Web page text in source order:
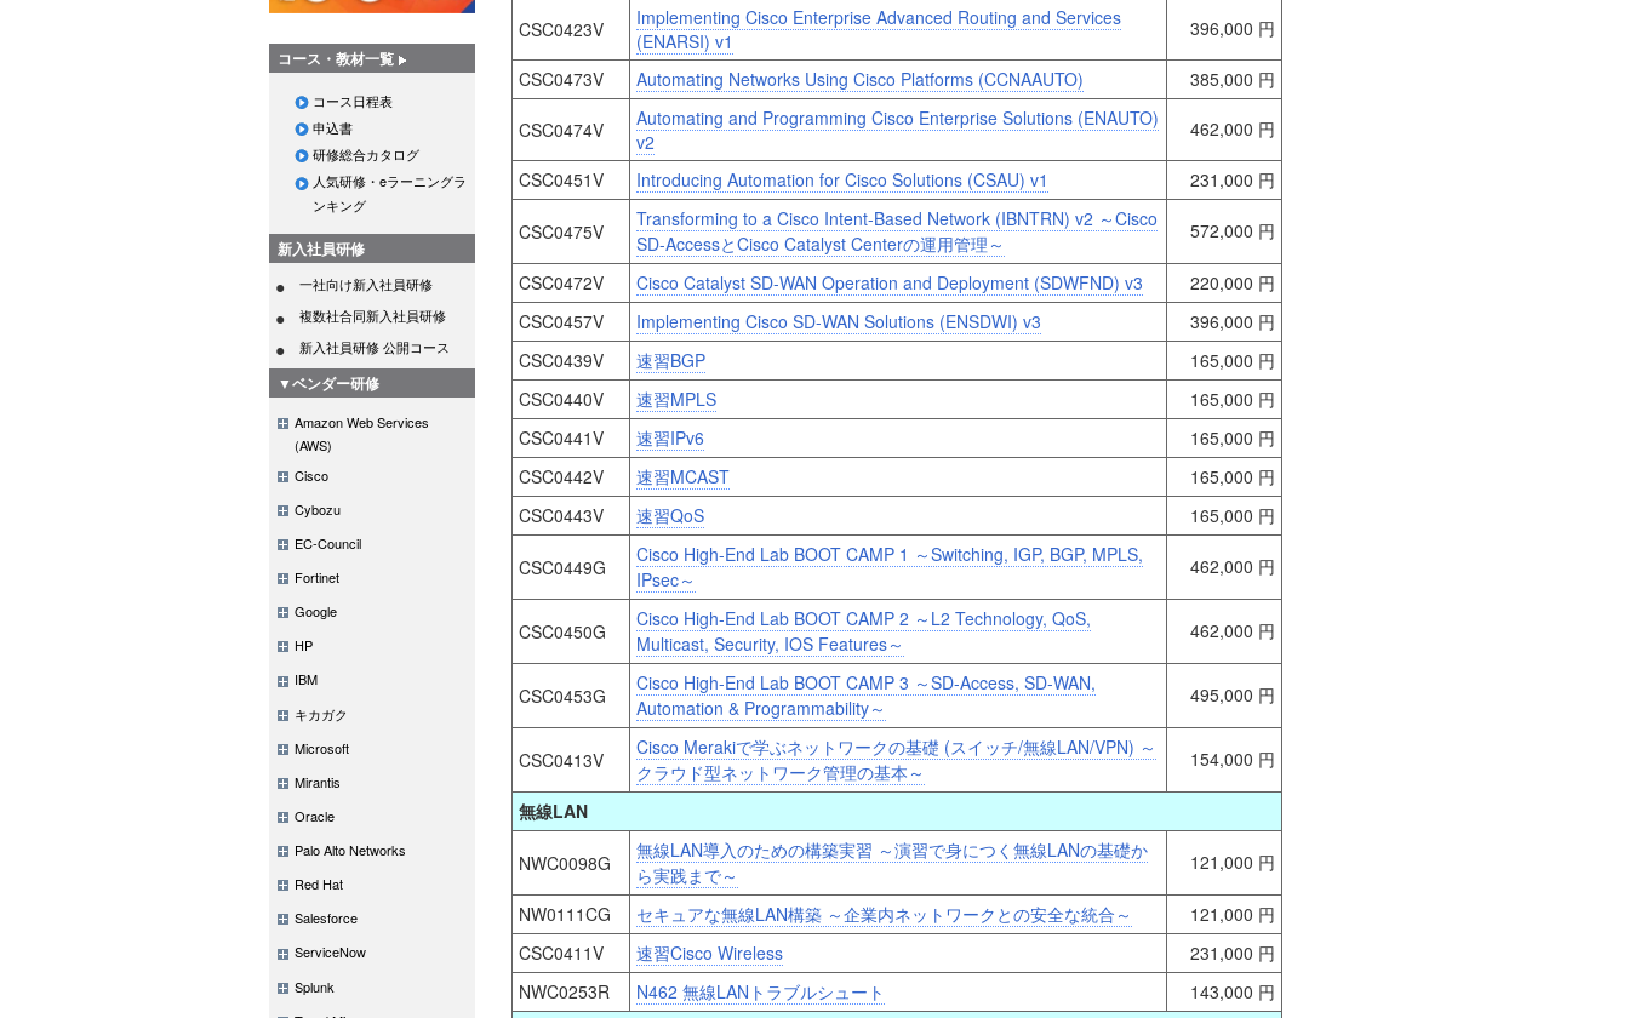
コース・教材一覧
コース日程表
申込書
研修総合カタログ
人気研修・eラーニングラ
ンキング
新入社員研修
一社向け新入社員研修
複数社合同新入社員研修
新入社員研修 公開コース
▼ベンダー研修
Amazon Web Services
(AWS)
Cisco
Cybozu
EC-Council
Fortinet
Google
HP
IBM
キカガク
Microsoft
Mirantis
Oracle
Palo Alto Networks
Red Hat
Salesforce
ServiceNow
Splunk
CSC0423V
Implementing Cisco Enterprise Advanced Routing and Services
(ENARSI) v1
396,000 円
CSC0473V Automating Networks Using Cisco Platforms (CCNAAUTO) 385,000 円
CSC0474V
Automating and Programming Cisco Enterprise Solutions (ENAUTO)
v2
462,000 円
CSC0451V Introducing Automation for Cisco Solutions (CSAU) v1 231,000 円
CSC0475V
Transforming to a Cisco Intent-Based Network (IBNTRN) v2 ～Cisco
SD-AccessとCisco Catalyst Centerの運用管理～
572,000 円
CSC0472V Cisco Catalyst SD-WAN Operation and Deployment (SDWFND) v3
220,000 円
CSC0457V
Implementing Cisco SD-WAN Solutions (ENSDWI) v3
396,000 円
CSC0439V
速習BGP
165,000 円
CSC0440V
速習MPLS
165,000 円
CSC0441V
速習IPv6
165,000 円
CSC0442V
速習MCAST
165,000 円
CSC0443V
速習QoS 165,000 円
CSC0449G
Cisco High-End Lab BOOT CAMP 1 ～Switching, IGP, BGP, MPLS,
IPsec～
462,000 円
CSC0450G
Cisco High-End Lab BOOT CAMP 2 ～L2 Technology, QoS,
Multicast, Security, IOS Features～
462,000 円
CSC0453G
Cisco High-End Lab BOOT CAMP 3 ～SD-Access, SD-WAN,
Automation & Programmability～
495,000 円
CSC0413V
Cisco Merakiで学ぶネットワークの基礎 (スイッチ/無線LAN/VPN) ～
クラウド型ネットワーク管理の基本～
154,000 円
無線LAN
NWC0098G
無線LAN導入のための構築実習 ～演習で身につく無線LANの基礎か
ら実践まで～
121,000 円
NW0111CG セキュアな無線LAN構築 ～企業内ネットワークとの安全な統合～
121,000 円
CSC0411V
速習Cisco Wireless
231,000 円
NWC0253R
N462 無線LANトラブルシュート
143,000 円